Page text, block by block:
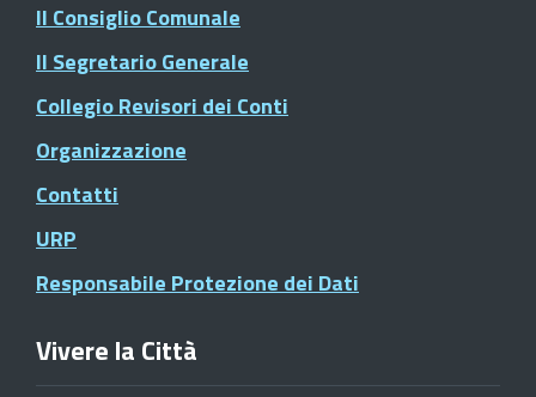
Il Consiglio Comunale
Il Segretario Generale
Collegio Revisori dei Conti
Organizzazione
Contatti
URP
Responsabile Protezione dei Dati
Vivere la Città